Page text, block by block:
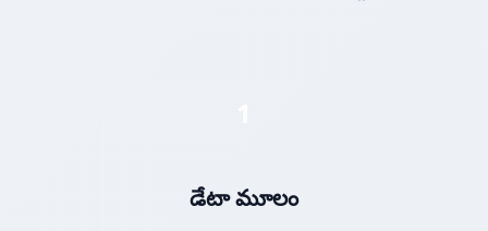
డేటా మూలం